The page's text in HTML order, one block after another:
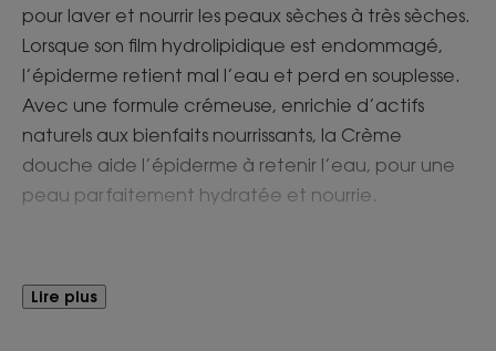
pour laver et nourrir les peaux sèches à très sèches.
Lorsque son film hydrolipidique est endommagé,
l’épiderme retient mal l’eau et perd en souplesse.
Avec une formule crémeuse, enrichie d’actifs
naturels aux bienfaits nourrissants, la Crème
douche aide l’épiderme à retenir l’eau, pour une
peau parfaitement hydratée et nourrie.
La peau est propre, nourrie et assouplie, dans un
Lire plus